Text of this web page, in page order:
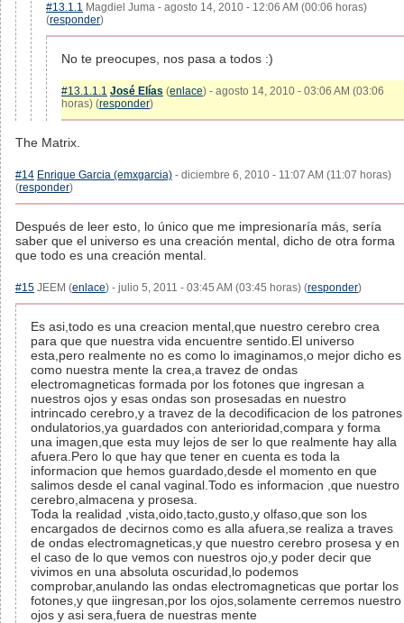
#13.1.1 Magdiel Juma - agosto 14, 2010 - 12:06 AM (00:06 horas)
(responder)
No te preocupes, nos pasa a todos :)
#13.1.1.1 José Elías (enlace) - agosto 14, 2010 - 03:06 AM (03:06
horas) (responder)
The Matrix.
#14 Enrique Garcia (emxgarcia) - diciembre 6, 2010 - 11:07 AM (11:07 horas)
(responder)
Después de leer esto, lo único que me impresionaría más, sería
saber que el universo es una creación mental, dicho de otra forma
que todo es una creación mental.
#15 JEEM (enlace) - julio 5, 2011 - 03:45 AM (03:45 horas) (responder)
Es asi,todo es una creacion mental,que nuestro cerebro crea
para que que nuestra vida encuentre sentido.El universo
esta,pero realmente no es como lo imaginamos,o mejor dicho es
como nuestra mente la crea,a travez de ondas
electromagneticas formada por los fotones que ingresan a
nuestros ojos y esas ondas son prosesadas en nuestro
intrincado cerebro,y a travez de la decodificacion de los patrones
ondulatorios,ya guardados con anterioridad,compara y forma
una imagen,que esta muy lejos de ser lo que realmente hay alla
afuera.Pero lo que hay que tener en cuenta es toda la
informacion que hemos guardado,desde el momento en que
salimos desde el canal vaginal.Todo es informacion ,que nuestro
cerebro,almacena y prosesa.
Toda la realidad ,vista,oido,tacto,gusto,y olfaso,que son los
encargados de decirnos como es alla afuera,se realiza a traves
de ondas electromagneticas,y que nuestro cerebro prosesa y en
el caso de lo que vemos con nuestros ojo,y poder decir que
vivimos en una absoluta oscuridad,lo podemos
comprobar,anulando las ondas electromagneticas que portar los
fotones,y que iingresan,por los ojos,solamente cerremos nuestro
ojos y asi sera,fuera de nuestras mente